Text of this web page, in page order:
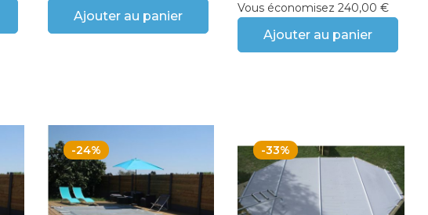
Ajouter au panier
Vous économisez 240,00 €
Ajouter au panier
-24% -33%